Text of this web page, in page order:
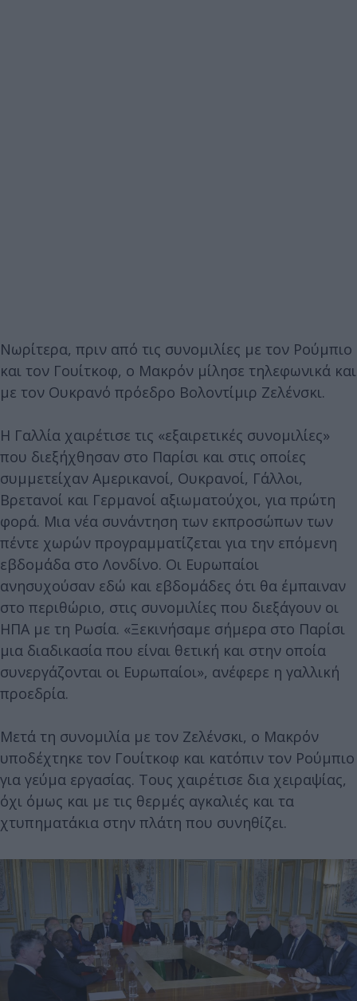
Νωρίτερα, πριν από τις συνομιλίες με τον Ρούμπιο
και τον Γουίτκοφ, ο Μακρόν μίλησε τηλεφωνικά και
με τον Ουκρανό πρόεδρο Βολοντίμιρ Ζελένσκι.
Η Γαλλία χαιρέτισε τις «εξαιρετικές συνομιλίες»
που διεξήχθησαν στο Παρίσι και στις οποίες
συμμετείχαν Αμερικανοί, Ουκρανοί, Γάλλοι,
Βρετανοί και Γερμανοί αξιωματούχοι, για πρώτη
φορά. Μια νέα συνάντηση των εκπροσώπων των
πέντε χωρών προγραμματίζεται για την επόμενη
εβδομάδα στο Λονδίνο. Οι Ευρωπαίοι
ανησυχούσαν εδώ και εβδομάδες ότι θα έμπαιναν
στο περιθώριο, στις συνομιλίες που διεξάγουν οι
ΗΠΑ με τη Ρωσία. «Ξεκινήσαμε σήμερα στο Παρίσι
μια διαδικασία που είναι θετική και στην οποία
συνεργάζονται οι Ευρωπαίοι», ανέφερε η γαλλική
προεδρία.
Μετά τη συνομιλία με τον Ζελένσκι, ο Μακρόν
υποδέχτηκε τον Γουίτκοφ και κατόπιν τον Ρούμπιο
για γεύμα εργασίας. Τους χαιρέτισε δια χειραψίας,
όχι όμως και με τις θερμές αγκαλιές και τα
χτυπηματάκια στην πλάτη που συνηθίζει.